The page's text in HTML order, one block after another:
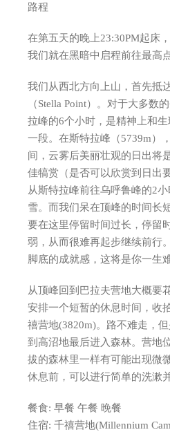
路程
在第五天的晚上23:30PM起床
我们就在黑暗中启程前往最高点
我们从西北方向上山，首先抵
（Stella Point）。对于大多数
拉峰的6个小时，是精神上和
一段。在斯特拉峰（5739m）
间，云雾后美丽壮观的日出将
佳犒赏（是否可以欣赏到日出
从斯特拉峰前往乌呼鲁峰的2
雪。而我们呆在顶峰的时间长
要在这里停留时间过长，停留
弱，从而很难再起步继续前行
脚底的成就感，这将是你一生
从顶峰回到巴拉夫营地大概要
安排一个短暂的休息时间，收
禧营地(3820m)。路不难走，
到高沼地最后进入森林。营地
拔的森林里一样有可能出现微
休息前，可以进行简单的洗漱
餐食: 早餐 午餐 晚餐
住宿: 千禧营地(Millennium